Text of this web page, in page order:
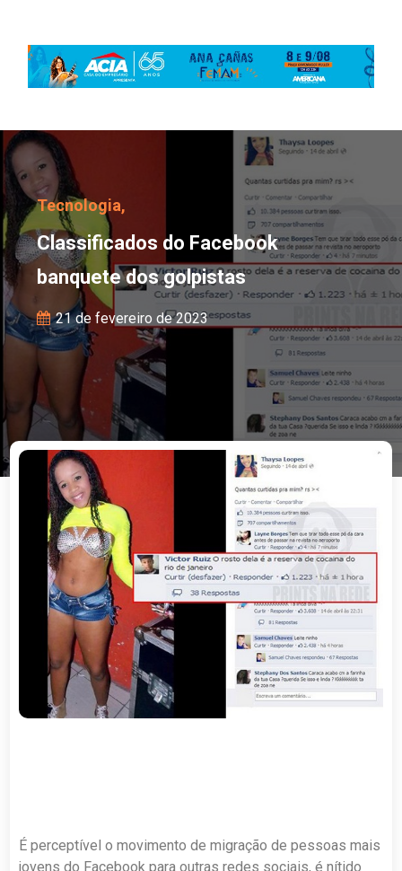
Classificados do
Tecnologia,
Classificados do Facebook
banquete dos golpistas
21 de fevereiro de 2023
É perceptível o movimento de migração de pessoas mais
jovens do Facebook para outras redes sociais, é nítido